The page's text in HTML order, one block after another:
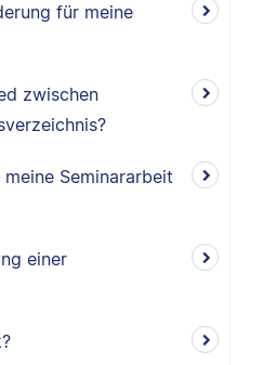
für meine
zwischen
Seminararbeit
einer